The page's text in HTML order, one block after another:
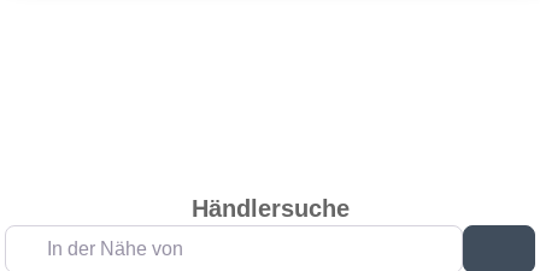
Händlersuche
In der Nähe von